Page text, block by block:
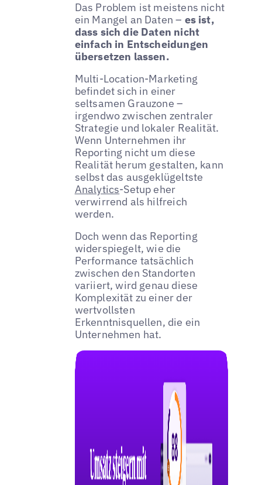
Das Problem ist meistens nicht
ein Mangel an Daten – es ist,
dass sich die Daten nicht
einfach in Entscheidungen
übersetzen lassen.
Multi-Location-Marketing
befindet sich in einer
seltsamen Grauzone –
irgendwo zwischen zentraler
Strategie und lokaler Realität.
Wenn Unternehmen ihr
Reporting nicht um diese
Realität herum gestalten, kann
selbst das ausgeklügeltste
Analytics-Setup eher
verwirrend als hilfreich
werden.
Doch wenn das Reporting
widerspiegelt, wie die
Performance tatsächlich
zwischen den Standorten
variiert, wird genau diese
Komplexität zu einer der
wertvollsten
Erkenntnisquellen, die ein
Unternehmen hat.